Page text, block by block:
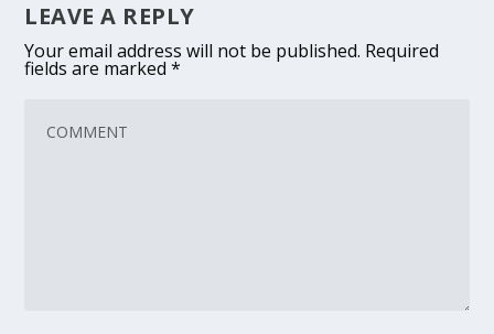
LEAVE A REPLY
Your email address will not be published. Required
fields are marked*